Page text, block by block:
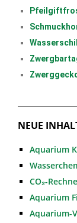
NEUE
Aquarium
CO₂-
Aquarium
Aquarium-